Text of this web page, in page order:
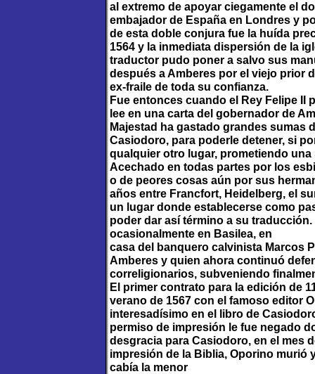
al extremo de apoyar ciegamente el
embajador de España en Londres y
de esta doble conjura fue la huída
1564 y la inmediata dispersión de la
traductor pudo poner a salvo sus
después a Amberes por el viejo prior
ex-fraile de toda su confianza.
Fue entonces cuando el Rey Felipe II
lee en una carta del gobernador de
Majestad ha gastado grandes sumas
Casiodoro, para poderle detener, si
qualquier otro lugar, prometiendo una
Acechado en todas partes por los
o de peores cosas aún por sus
años entre Francfort, Heidelberg, el
un lugar donde establecerse como
poder dar así término a su
ocasionalmente en Basilea, en
casa del banquero calvinista Marcos
Amberes y quien ahora continuó
correligionarios, subveniendo
El primer contrato para la edición de
verano de 1567 con el famoso editor
interesadísimo en el libro de
permiso de impresión le fue negado
desgracia para Casiodoro, en el mes
impresión de la Biblia, Oporino murió
cabía la menor